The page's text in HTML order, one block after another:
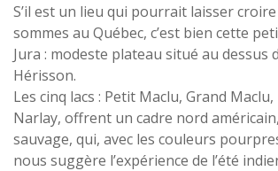
S’il est un lieu qui pourrait laisser
sommes au Québec, c’est bien cette
Jura : modeste plateau situé au dessus
Hérisson.
Les cinq lacs : Petit Maclu, Grand
Narlay, offrent un cadre nord
sauvage, qui, avec les couleurs
nous suggère l’expérience de l’été